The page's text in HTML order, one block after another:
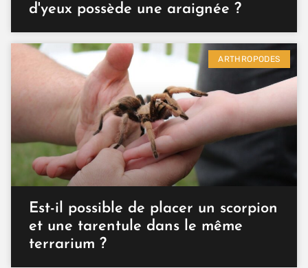
d'yeux possède une araignée ?
ARTHROPODES
Est-il possible de placer un scorpion
et une tarentule dans le même
terrarium ?